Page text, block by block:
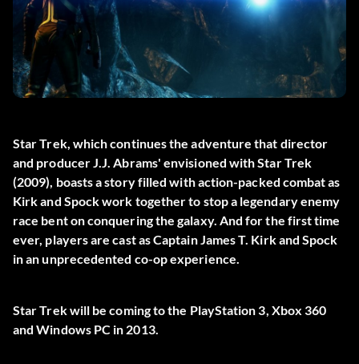
Star Trek, which continues the adventure that director
and producer J.J. Abrams' envisioned with Star Trek
(2009), boasts a story filled with action-packed combat as
Kirk and Spock work together to stop a legendary enemy
race bent on conquering the galaxy. And for the first time
ever, players are cast as Captain James T. Kirk and Spock
in an unprecedented co-op experience.
Star Trek will be coming to the PlayStation 3, Xbox 360
and Windows PC in 2013.